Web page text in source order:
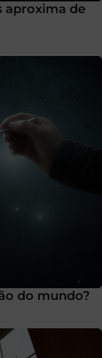
aproxima de
do mundo?